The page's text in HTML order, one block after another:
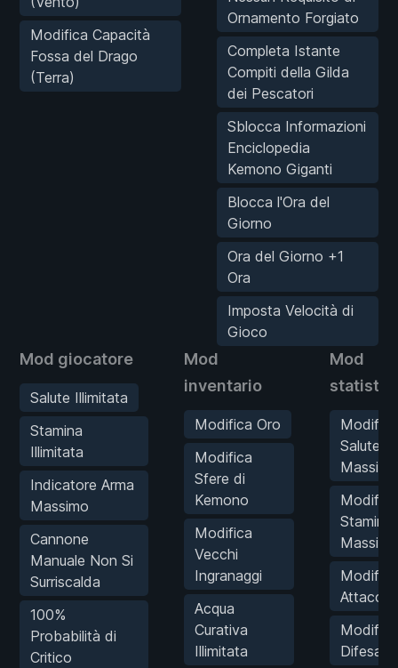
Modifica Capacità
Fossa del Drago
(Terra)
Ornamento Forgiato
Completa Istante
Compiti della Gilda
dei Pescatori
Sblocca Informazioni
Enciclopedia
Kemono Giganti
Blocca l'Ora del
Giorno
Ora del Giorno +1
Ora
Imposta Velocità di
Gioco
Mod giocatore
Salute Illimitata
Stamina
Illimitata
Indicatore Arma
Massimo
Cannone
Manuale Non Si
Surriscalda
100%
Probabilità di
Critico
Mod
inventario
Modifica Oro
Modifica
Sfere di
Kemono
Modifica
Vecchi
Ingranaggi
Acqua
Curativa
Illimitata
Mod
Modifica
Salute
Massima
Modifica
Stamina
Massima
Modifica
Attacco
Modifica
Difesa